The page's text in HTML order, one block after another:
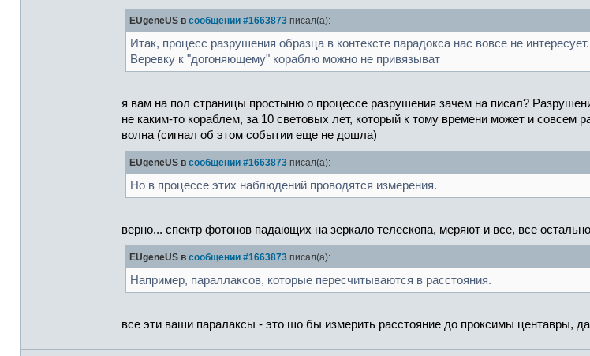
EUgeneUS в сообщении #1663873 писал(а):
Итак, процесс разрушения образца в контексте парадокса нас вовсе не интересует.
Веревку к "догоняющему" кораблю можно не привязыват
я вам на пол страницы простыню о процессе разрушения зачем на писал?
не каким-то кораблем, за 10 световых лет, который к тому времени может и совсем
волна (сигнал об этом событии еще не дошла)
EUgeneUS в сообщении #1663873 писал(а):
Но в процессе этих наблюдений проводятся измерения.
верно... спектр фотонов падающих на зеркало телескопа, меряют и все, все
EUgeneUS в сообщении #1663873 писал(а):
Например, параллаксов, которые пересчитываются в расстояния.
все эти ваши паралаксы - это шо бы измерить расстояние до проксимы центавры,